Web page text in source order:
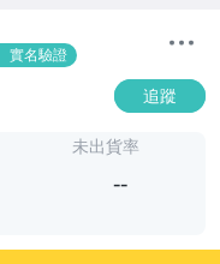
實名驗證
追蹤
未出貨率
--